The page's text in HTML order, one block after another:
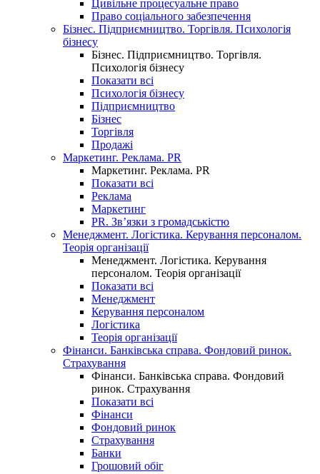
Цивільне процесуальне право
Право соціального забезпечення
Бізнес. Підприємництво. Торгівля. Психологія
бізнесу
Бізнес. Підприємництво. Торгівля.
Психологія бізнесу
Показати всі
Психологія бізнесу
Підприємництво
Бізнес
Торгівля
Продажі
Маркетинг. Реклама. PR
Маркетинг. Реклама. PR
Показати всі
Реклама
Маркетинг
PR. Зв’язки з громадськістю
Менеджмент. Логістика. Керування персоналом.
Теорія організації
Менеджмент. Логістика. Керування
персоналом. Теорія організації
Показати всі
Менеджмент
Керування персоналом
Логістика
Теорія організації
Фінанси. Банківська справа. Фондовий ринок.
Страхування
Фінанси. Банківська справа. Фондовий
ринок. Страхування
Показати всі
Фінанси
Фондовий ринок
Страхування
Банки
Грошовий обіг